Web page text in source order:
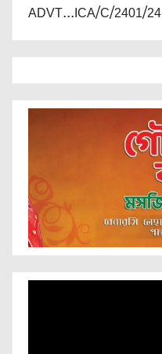
ADVT...ICA/C/2401/24